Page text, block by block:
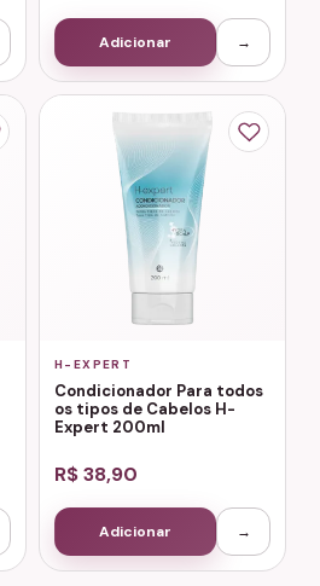
Adicionar →
H-EXPERT
Condicionador Para todos
os tipos de Cabelos H-
Expert 200ml
R$ 38,90
Adicionar →